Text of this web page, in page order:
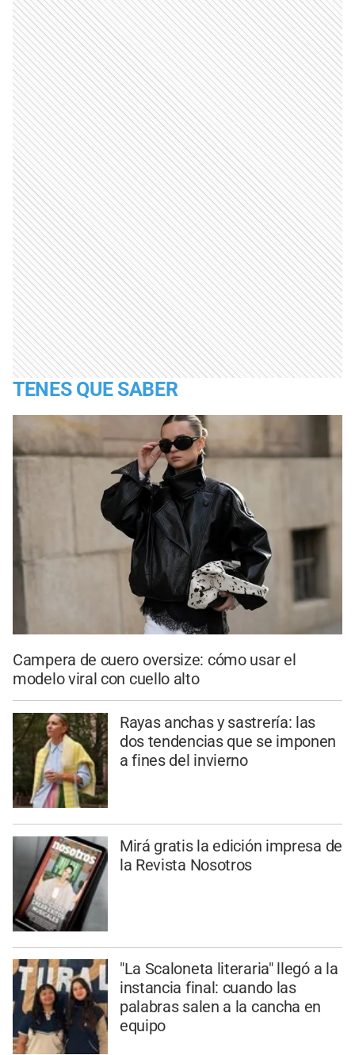
TENES QUE SABER
Campera de cuero oversize: cómo usar el
modelo viral con cuello alto
Rayas anchas y sastrería: las
dos tendencias que se imponen
a fines del invierno
Mirá gratis la edición impresa de
la Revista Nosotros
"La Scaloneta literaria" llegó a la
instancia final: cuando las
palabras salen a la cancha en
equipo